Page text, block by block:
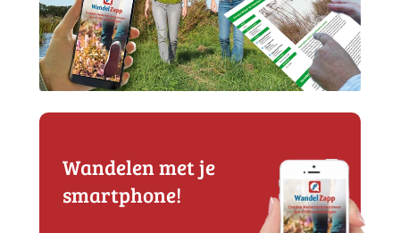
Wandelen met je
smartphone!